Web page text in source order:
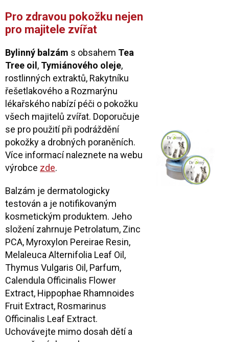
Pro zdravou pokožku nejen
pro majitele zvířat
Bylinný balzám s obsahem Tea
Tree oil , Tymiánového oleje,
rostlinných extraktů, Rakytníku
řešetlakového a Rozmarýnu
lékařského nabízí péči o pokožku
všech majitelů zvířat. Doporučuje
se pro použití při podráždění
pokožky a drobných poraněních.
Více informací naleznete na webu
výrobce zde.
Balzám je dermatologicky
testován a je notifikovaným
kosmetickým produktem. Jeho
složení zahrnuje Petrolatum, Zinc
PCA, Myroxylon Pereirae Resin,
Melaleuca Alternifolia Leaf Oil,
Thymus Vulgaris Oil, Parfum,
Calendula Officinalis Flower
Extract, Hippophae Rhamnoides
Fruit Extract, Rosmarinus
Officinalis Leaf Extract.
Uchovávejte mimo dosah dětí a